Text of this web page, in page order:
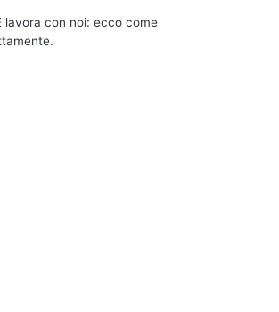
lavora con noi: ecco come